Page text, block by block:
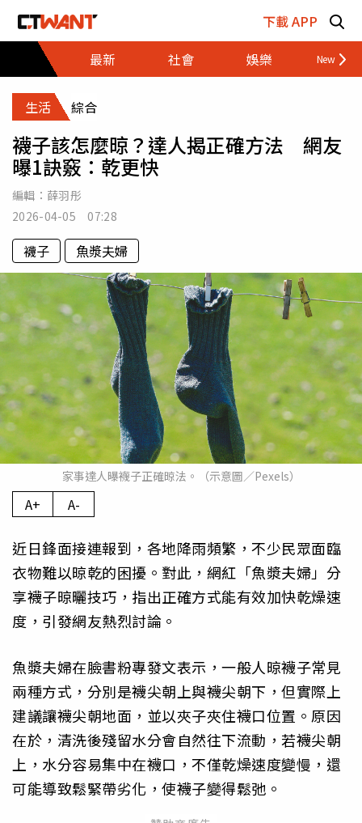
下載 APP
最新
社會 娛樂 財經
生活 綜合
襪子該怎麼晾？達人揭正確方法 網友
曝1訣竅：乾更快
編輯： 薛羽彤
2026-04-05 07:28
襪子 魚漿夫婦
家事達人曝襪子正確晾法。（示意圖／Pexels）
A+ A-
近日鋒面接連報到，各地降雨頻繁，不少民眾面臨
衣物難以晾乾的困擾。對此，網紅「魚漿夫婦」分
享襪子晾曬技巧，指出正確方式能有效加快乾燥速
度，引發網友熱烈討論。
魚漿夫婦在臉書粉專發文表示，一般人晾襪子常見
兩種方式，分別是襪尖朝上與襪尖朝下，但實際上
建議讓襪尖朝地面，並以夾子夾住襪口位置。原因
在於，清洗後殘留水分會自然往下流動，若襪尖朝
上，水分容易集中在襪口，不僅乾燥速度變慢，還
可能導致鬆緊帶劣化，使襪子變得鬆弛。